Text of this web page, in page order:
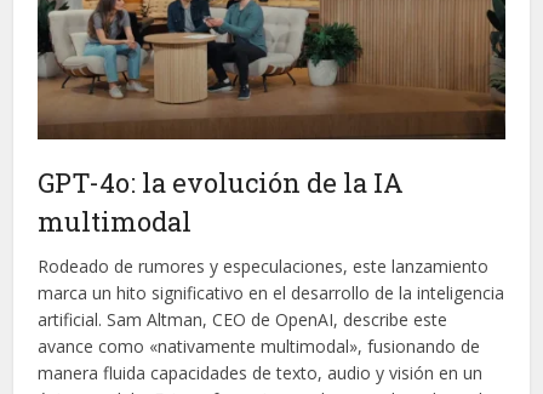
GPT-4o: la evolución de la IA
multimodal
Rodeado de rumores y especulaciones, este lanzamiento
marca un hito significativo en el desarrollo de la inteligencia
artificial. Sam Altman, CEO de OpenAI, describe este
avance como «nativamente multimodal», fusionando de
manera fluida capacidades de texto, audio y visión en un